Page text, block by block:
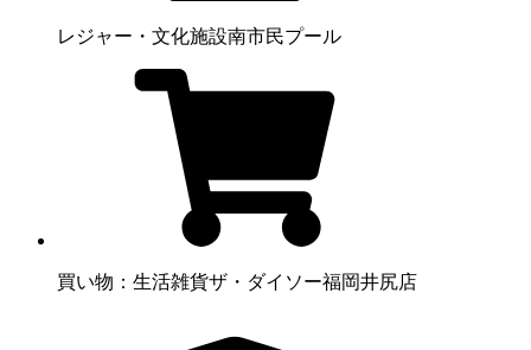
レジャー・文化施設南市民プール
買い物：生活雑貨ザ・ダイソー福岡井尻店